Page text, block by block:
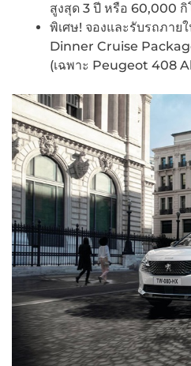
สูงสุด 3 ปี หรือ 60,000 กิ
พิเศษ! จองและรับรถภาย
Dinner Cruise
(เฉพาะ Peugeot 408